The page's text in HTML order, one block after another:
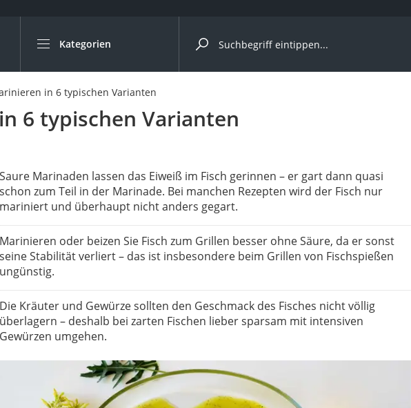
Kategorien
Die beliebtesten Vergleiche nach Kategorie
Lebensmittel
Schwarzkümmelöl
Knäckebrot
Eiklar
Astronautenkost
Schwarzkümmelöl bio
Sardinen
Gemüsebrühe
Eiskaffee-Pulver
Irischer Whiskey
Grapefruitkernextrakt
in 6 typischen Varianten
6 typischen Varianten
Saure Marinaden lassen das Eiweiß im Fisch gerinnen – er gart dann quasi
schon zum Teil in der Marinade. Bei manchen Rezepten wird der Fisch nur
mariniert und überhaupt nicht anders gegart.
Marinieren oder beizen Sie Fisch zum Grillen besser ohne Säure, da er sonst
seine Stabilität verliert – das ist insbesondere beim Grillen von Fischspießen
ungünstig.
Die Kräuter und Gewürze sollten den Geschmack des Fisches nicht völlig
überlagern – deshalb bei zarten Fischen lieber sparsam mit intensiven
Gewürzen umgehen.